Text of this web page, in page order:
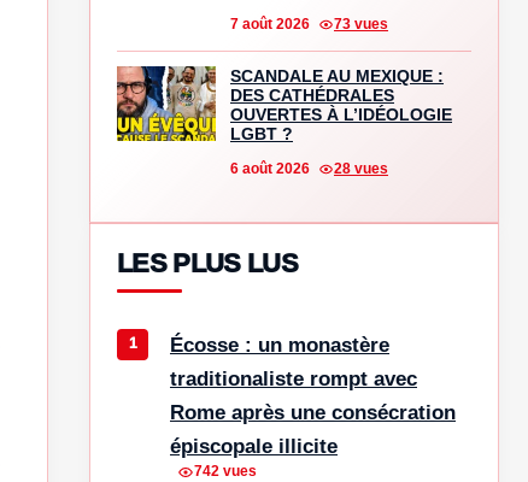
7 août 2026 73 vues
SCANDALE AU MEXIQUE :
DES CATHÉDRALES
OUVERTES À L’IDÉOLOGIE
LGBT ?
6 août 2026 28 vues
LES PLUS LUS
Écosse : un monastère
traditionaliste rompt avec
Rome après une consécration
épiscopale illicite
742 vues